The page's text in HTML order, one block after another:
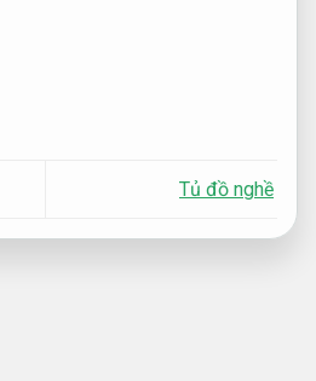
Tủ đồ nghề